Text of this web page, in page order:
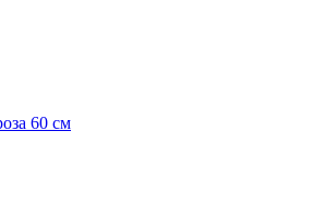
60 см